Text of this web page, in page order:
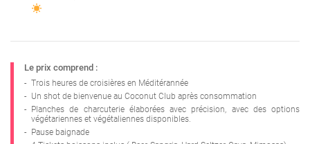
Le prix comprend :
- Trois heures de croisières en Méditérannée
- Un shot de bienvenue au Coconut Club après consommation
- Planches de charcuterie élaborées avec précision, avec des options
végétariennes et végétaliennes disponibles.
- Pause baignade